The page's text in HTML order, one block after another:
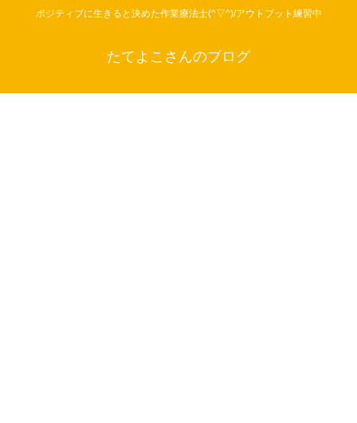
ポジティブに生きると決めた作業療法士(^▽^)/アウトプット練習中
たてよこさんのブログ